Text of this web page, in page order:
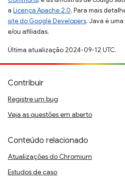
a Licença Apache 2.0. Para mais
site do Google Developers. Java é
e/ou afiliadas.
Última atualização 2024-09-12 UTC.
Contribuir
Registre um bug
Veja as questões em aberto
Conteúdo relacionado
Atualizações do Chromium
Estudos de caso